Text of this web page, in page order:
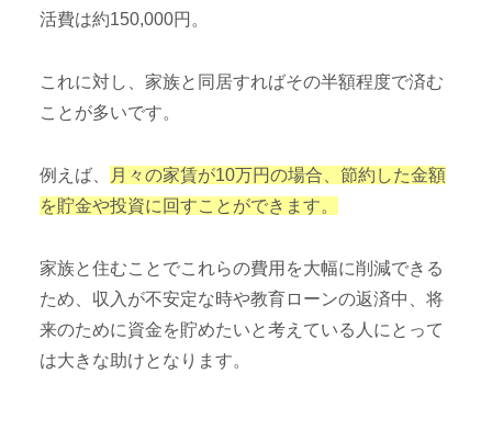
活費は約150,000円。
これに対し、家族と同居すればその半額程度で済む
ことが多いです。
例えば、
月々の家賃が10万円の場合、節約した金額
を貯金や投資に回すことができます。
家族と住むことでこれらの費用を大幅に削減できる
ため、収入が不安定な時や教育ローンの返済中、将
来のために資金を貯めたいと考えている人にとって
は大きな助けとなります。